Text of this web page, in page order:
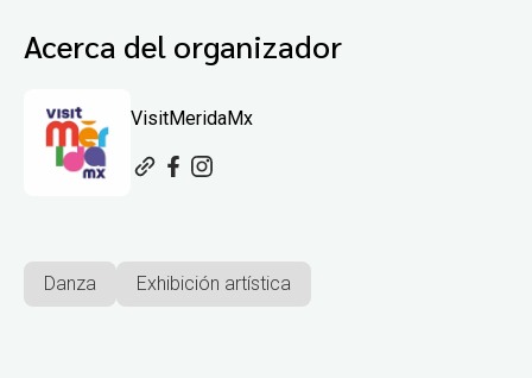
Acerca del organizador
VisitMeridaMx
Danza Exhibición artística